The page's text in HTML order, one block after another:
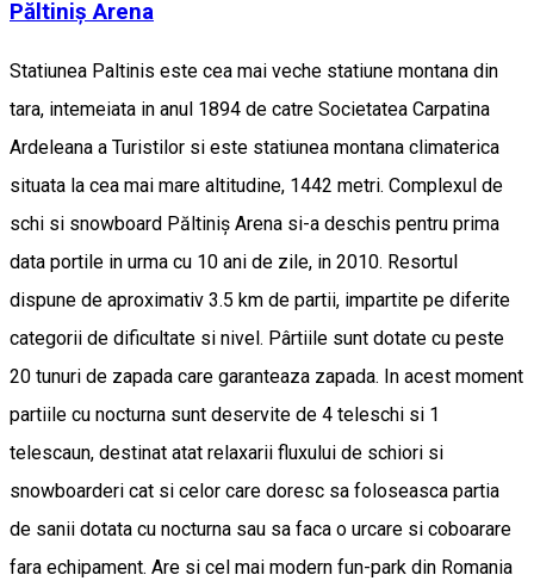
Păltiniș Arena
Statiunea Paltinis este cea mai veche statiune montana din
tara, intemeiata in anul 1894 de catre Societatea Carpatina
Ardeleana a Turistilor si este statiunea montana climaterica
situata la cea mai mare altitudine, 1442 metri. Complexul de
schi si snowboard Păltiniș Arena si-a deschis pentru prima
data portile in urma cu 10 ani de zile, in 2010. Resortul
dispune de aproximativ 3.5 km de partii, impartite pe diferite
categorii de dificultate si nivel. Pârtiile sunt dotate cu peste
20 tunuri de zapada care garanteaza zapada. In acest moment
partiile cu nocturna sunt deservite de 4 teleschi si 1
telescaun, destinat atat relaxarii fluxului de schiori si
snowboarderi cat si celor care doresc sa foloseasca partia
de sanii dotata cu nocturna sau sa faca o urcare si coboarare
fara echipament. Are si cel mai modern fun-park din Romania